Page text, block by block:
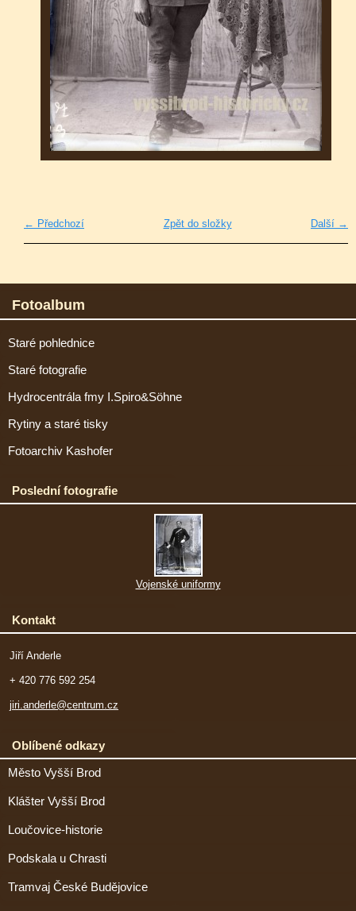
← Předchozí Další →
Zpět do složky
Fotoalbum
Staré pohlednice
Staré fotografie
Hydrocentrála fmy I.Spiro&Söhne
Rytiny a staré tisky
Fotoarchiv Kashofer
Poslední fotografie
Vojenské uniformy
Kontakt
Jiří Anderle
+ 420 776 592 254
jiri.anderle@centrum.cz
Oblíbené odkazy
Město Vyšší Brod
Klášter Vyšší Brod
Loučovice-historie
Podskala u Chrasti
Tramvaj České Budějovice